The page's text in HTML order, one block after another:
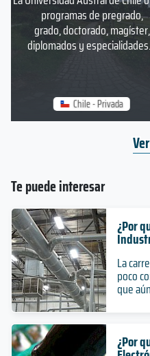
Te puede interesar
¿Por
La
poco
que
¿Por
Chile - Privada
programas de pregrado,
grado, doctorado, magíster,
diplomados y